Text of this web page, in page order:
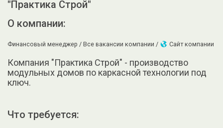
"Практика Строй"
О компании:
Финансовый менеджер / Все вакансии компании / Сайт компании
Компания "Практика Строй" - производство
модульных домов по каркасной технологии под
ключ.
Что требуется: